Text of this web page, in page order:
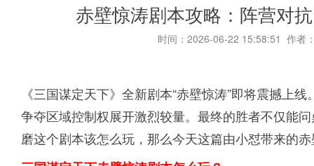
赤壁惊涛剧本攻略：阵营对
时间：2026-06-22 15:58:51 作者
《三国谋定天下》全新剧本“赤壁惊涛”即将震撼上
争夺区域控制权展开激烈较量。最终的胜者不仅能
磨这个剧本该怎么玩，那么今天这篇由小怼带来的